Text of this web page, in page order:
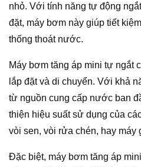
nhỏ. Với tính năng tự động
đặt, máy bơm này giúp tiết
thống thoát nước.
Máy bơm tăng áp mini tự ngắt
lắp đặt và di chuyển. Với khả
từ nguồn cung cấp nước ban
thiện hiệu suất sử dụng của
vòi sen, vòi rửa chén, hay máy
Đặc biệt, máy bơm tăng áp